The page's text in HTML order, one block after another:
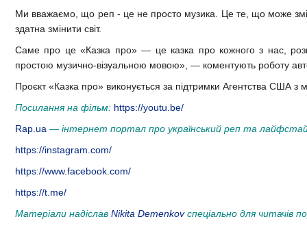
Ми вважаємо, що реп - це не просто музика. Це те, що може
здатна змінити світ.
Саме про це «Казка про»— це казка про кожного з нас,
простою музично-візуальною мовою», — коментують роботу
Проєкт «Казка про» виконується за підтримки Агентства США з
Посилання на фiльм: https://youtu.be/
Rap.ua — інтернет портал про український реп та
https://instagram.com/
https://www.facebook.com/
https://t.me/
Матеріали надіслав Nikita Demenkovспеціально для читачів